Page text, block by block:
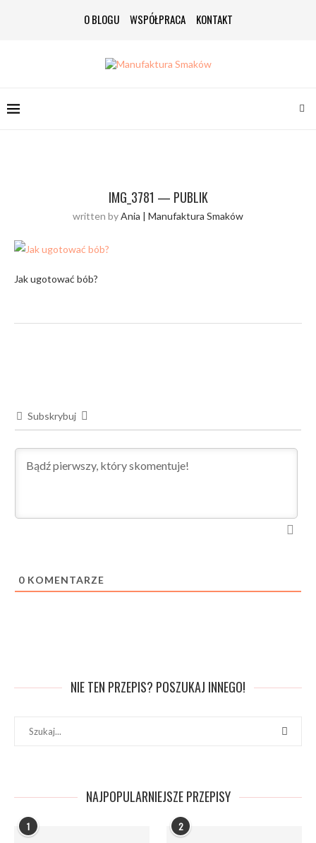
O BLOGU WSPÓŁPRACA KONTAKT
IMG_3781 — PUBLIK
written byAnia | Manufaktura Smaków
Jak ugotować bób?
Subskrybuj
0 KOMENTARZE
NIE TEN PRZEPIS? POSZUKAJ INNEGO!
NAJPOPULARNIEJSZE PRZEPISY
1 2